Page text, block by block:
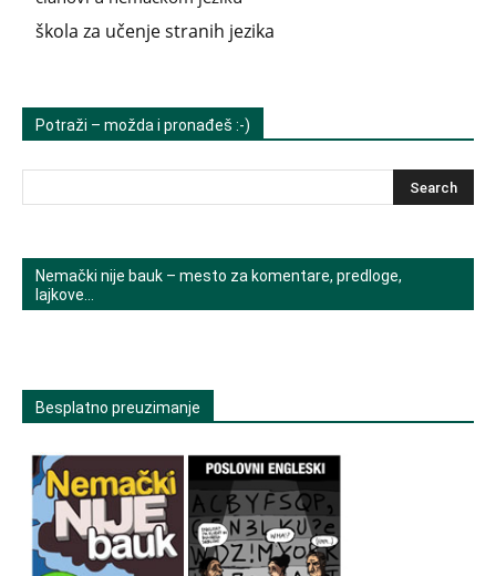
škola za učenje stranih jezika
Potraži – možda i pronađeš :-)
Nemački nije bauk – mesto za komentare, predloge,
lajkove…
Besplatno preuzimanje